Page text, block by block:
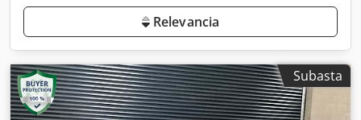
Relevancia
Subasta